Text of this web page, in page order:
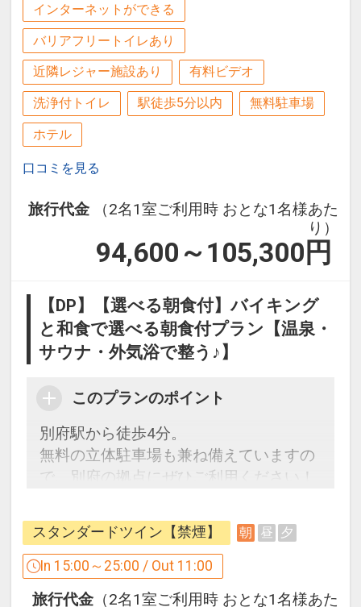
インターネットができる
バリアフリートイレあり
近隣レジャー施設あり 有料ビデオ
洗浄付トイレ 駅徒歩5分以内 無料駐車場
ホテル
口コミを見る
旅行代金
（2名1室ご利用時 おとな1名様あた
り）
94,600～105,300 円
【DP】【選べる朝食付】バイキング
と和食で選べる朝食付プラン【温泉・
サウナ・外気浴で整う♪】
このプランのポイント
別府駅から徒歩4分。
無料の立体駐車場も兼ね備えていますの
で、別府の拠点にぜひご利用ください！
朝食は、バイキングレストランと和食レ
ストランより当日ニ会場よりお選びいた
だけます。
スタンダードツイン【禁煙】 朝 昼 夕
In 15:00～25:00 / Out 11:00
旅行代金 （2名1室ご利用時 おとな1名様あた